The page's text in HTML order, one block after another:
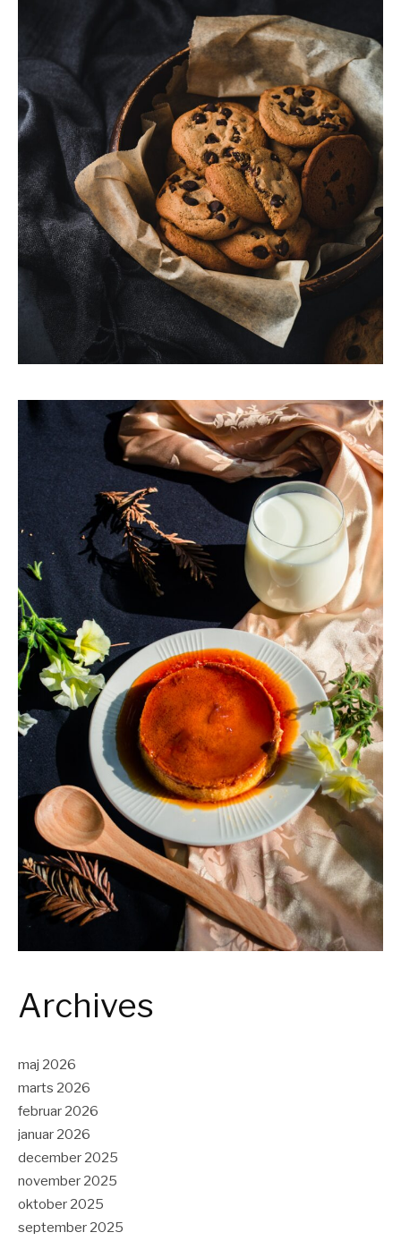
Archives
maj 2026
marts 2026
februar 2026
januar 2026
december 2025
november 2025
oktober 2025
september 2025